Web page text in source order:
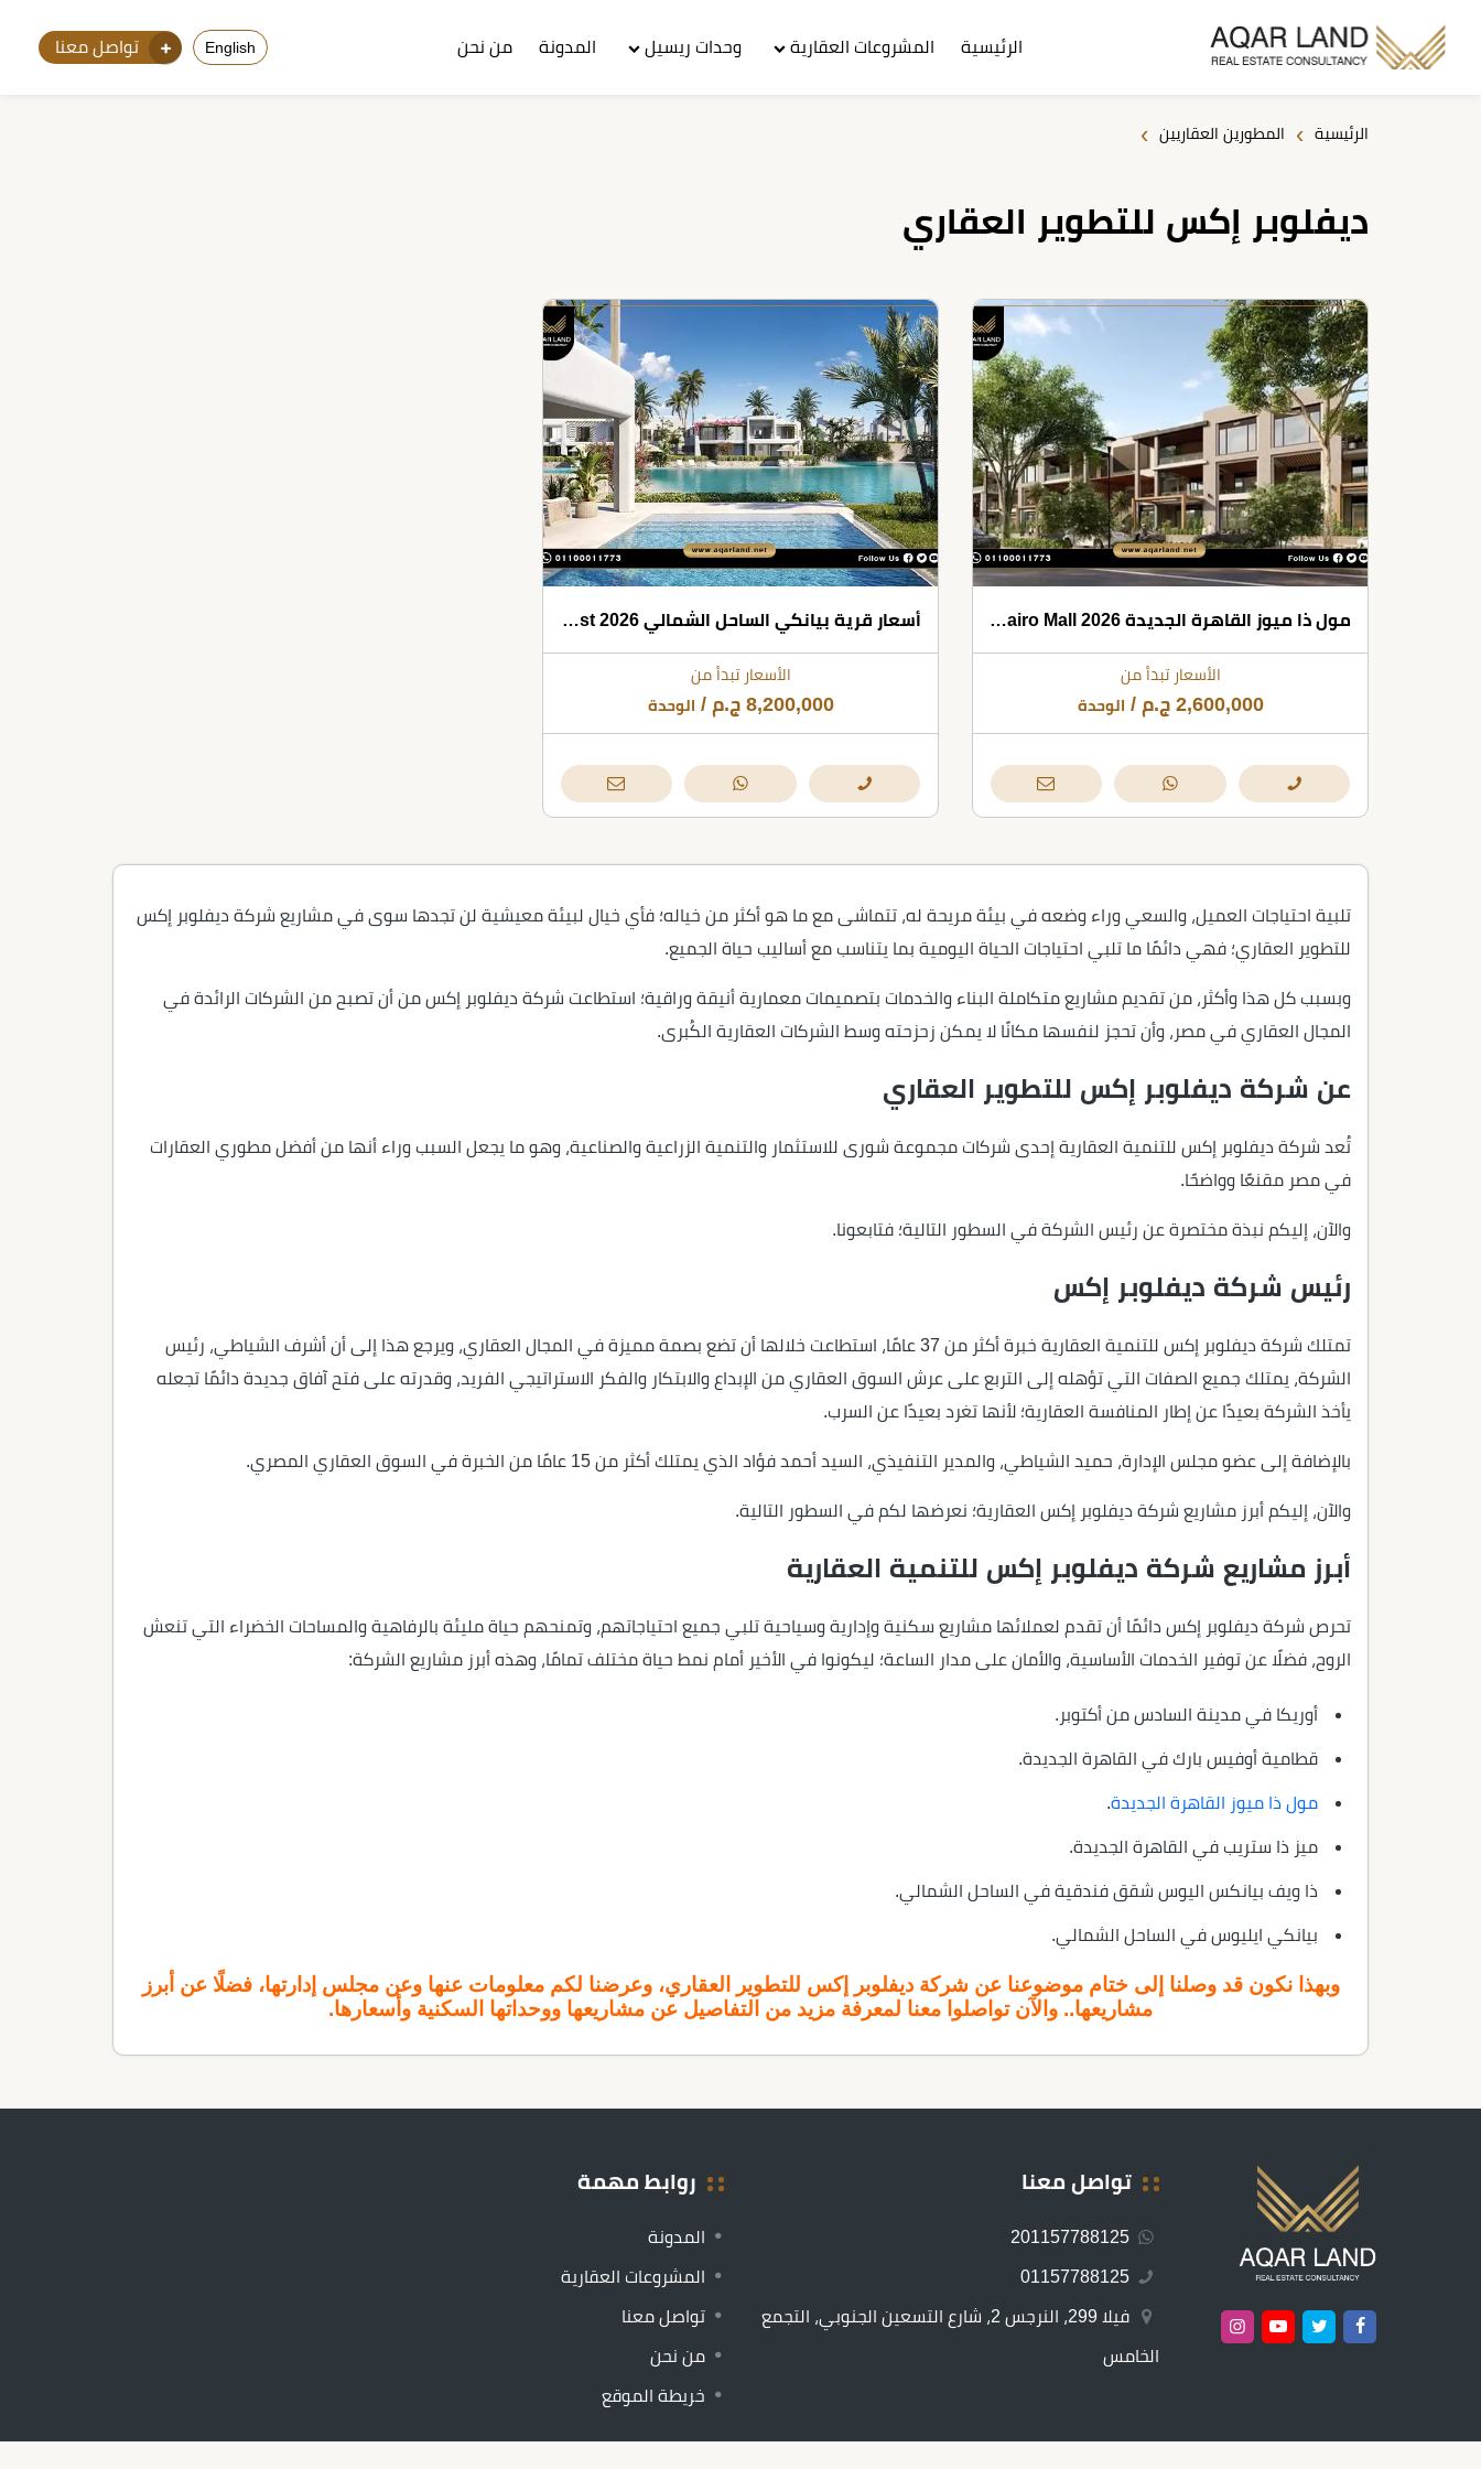
الرئيسية المشروعات العقارية وحدات ريسيل المدونة من نحن English تواصل معنا
الرئيسية › المطورين العقاريين ›
ديفلوبر إكس للتطوير العقاري
مول ذا ميوز القاهرة الجديدة The Muse New Cairo Mall 2026
الأسعار تبدأ من
2,600,000 ج.م / الوحدة
أسعار قرية بيانكي الساحل الشمالي 2026 Bianchi North Coast
الأسعار تبدأ من
8,200,000 ج.م / الوحدة
تلبية احتياجات العميل، والسعي وراء وضعه في بيئة مريحة له، تتماشى مع ما هو أكثر من خياله؛ فأي خيال لبيئة معيشية لن تجدها سوى في مشاريع شركة ديفلوبر إكس
للتطوير العقاري؛ فهي دائمًا ما تلبي احتياجات الحياة اليومية بما يتناسب مع أساليب حياة الجميع.
وبسبب كل هذا وأكثر، من تقديم مشاريع متكاملة البناء والخدمات بتصميمات معمارية أنيقة وراقية؛ استطاعت شركة ديفلوبر إكس من أن تصبح من الشركات الرائدة في
المجال العقاري في مصر، وأن تحجز لنفسها مكانًا لا يمكن زحزحته وسط الشركات العقارية الكُبرى.
عن شركة ديفلوبر إكس للتطوير العقاري
تُعد شركة ديفلوبر إكس للتنمية العقارية إحدى شركات مجموعة شورى للاستثمار والتنمية الزراعية والصناعية، وهو ما يجعل السبب وراء أنها من أفضل مطوري العقارات
في مصر مقنعًا وواضحًا.
والآن، إليكم نبذة مختصرة عن رئيس الشركة في السطور التالية؛ فتابعونا.
رئيس شركة ديفلوبر إكس
تمتلك شركة ديفلوبر إكس للتنمية العقارية خبرة أكثر من 37 عامًا، استطاعت خلالها أن تضع بصمة مميزة في المجال العقاري، ويرجع هذا إلى أن أشرف الشياطي، رئيس
الشركة، يمتلك جميع الصفات التي تؤهله إلى التربع على عرش السوق العقاري من الإبداع والابتكار والفكر الاستراتيجي الفريد، وقدرته على فتح آفاق جديدة دائمًا تجعله
يأخذ الشركة بعيدًا عن إطار المنافسة العقارية؛ لأنها تغرد بعيدًا عن السرب.
بالإضافة إلى عضو مجلس الإدارة، حميد الشياطي، والمدير التنفيذي، السيد أحمد فؤاد الذي يمتلك أكثر من 15 عامًا من الخبرة في السوق العقاري المصري.
والآن، إليكم أبرز مشاريع شركة ديفلوبر إكس العقارية؛ نعرضها لكم في السطور التالية.
أبرز مشاريع شركة ديفلوبر إكس للتنمية العقارية
تحرص شركة ديفلوبر إكس دائمًا أن تقدم لعملائها مشاريع سكنية وإدارية وسياحية تلبي جميع احتياجاتهم، وتمنحهم حياة مليئة بالرفاهية والمساحات الخضراء التي تنعش
الروح، فضلًا عن توفير الخدمات الأساسية، والأمان على مدار الساعة؛ ليكونوا في الأخير أمام نمط حياة مختلف تمامًا، وهذه أبرز مشاريع الشركة:
أوريكا في مدينة السادس من أكتوبر.
قطامية أوفيس بارك في القاهرة الجديدة.
مول ذا ميوز القاهرة الجديدة.
ميز ذا ستريب في القاهرة الجديدة.
ذا ويف بيانكس اليوس شقق فندقية في الساحل الشمالي.
بيانكي ايليوس في الساحل الشمالي.
وبهذا نكون قد وصلنا إلى ختام موضوعنا عن شركة ديفلوبر إكس للتطوير العقاري، وعرضنا لكم معلومات عنها وعن مجلس إدارتها، فضلًا عن أبرز
مشاريعها.. والآن تواصلوا معنا لمعرفة مزيد من التفاصيل عن مشاريعها ووحداتها السكنية وأسعارها.
تواصل معنا
فيلا 299، النرجس 2، شارع التسعين الجنوبي، التجمع
الخامس
روابط مهمة
المدونة
المشروعات العقارية
تواصل معنا
من نحن
خريطة الموقع